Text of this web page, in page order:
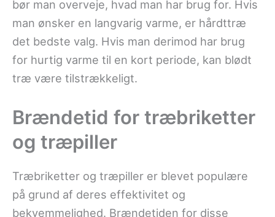
bør man overveje, hvad man har brug for. Hvis
man ønsker en langvarig varme, er hårdttræ
det bedste valg. Hvis man derimod har brug
for hurtig varme til en kort periode, kan blødt
træ være tilstrækkeligt.
Brændetid for træbriketter
og træpiller
Træbriketter og træpiller er blevet populære
på grund af deres effektivitet og
bekvemmelighed. Brændetiden for disse